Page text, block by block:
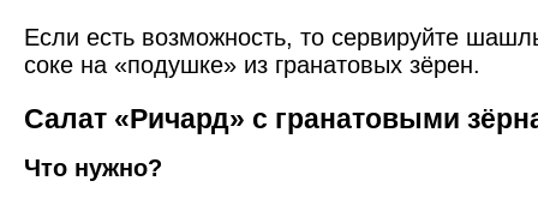
Если есть возможность, то сервируйте
соке на «подушке» из гранатовых зёрен.
Салат «Ричард» с гранатовыми
Что нужно?